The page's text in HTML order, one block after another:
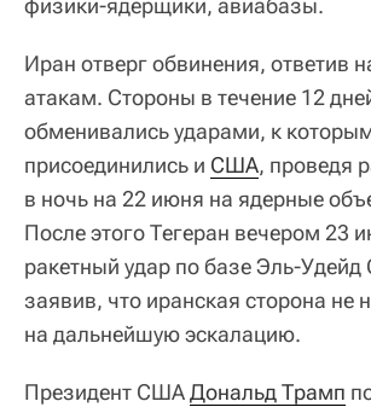
физики-ядерщики, авиабазы.
Иран отверг обвинения, ответив
атакам. Стороны в течение 12
обменивались ударами, к
присоединились и США, проведя
в ночь на 22 июня на ядерные
После этого Тегеран вечером 23
ракетный удар по базе Эль-
заявив, что иранская сторона не
на дальнейшую эскалацию.
Президент СШАДональд Трамп